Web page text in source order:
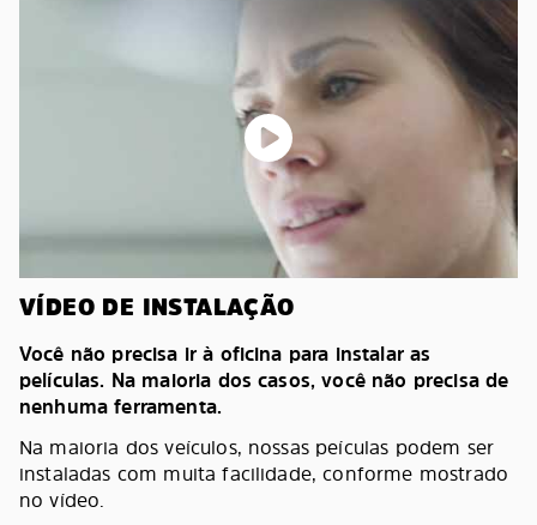
VÍDEO DE INSTALAÇÃO
Você não precisa ir à oficina para instalar as
películas. Na maioria dos casos, você não precisa de
nenhuma ferramenta.
Na maioria dos veículos, nossas peículas podem ser
instaladas com muita facilidade, conforme mostrado
no vídeo.